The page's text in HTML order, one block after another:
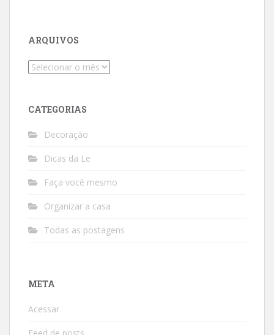
ARQUIVOS
Arquivos
CATEGORIAS
Decoração
Dicas da Le
Faça você mesmo
Organizar a casa
Todas as postagens
META
Acessar